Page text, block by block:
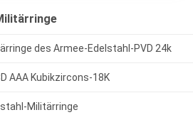
des Armee-Edelstahl-PVD 24k
AAA Kubikzircons-18K
Militärringe